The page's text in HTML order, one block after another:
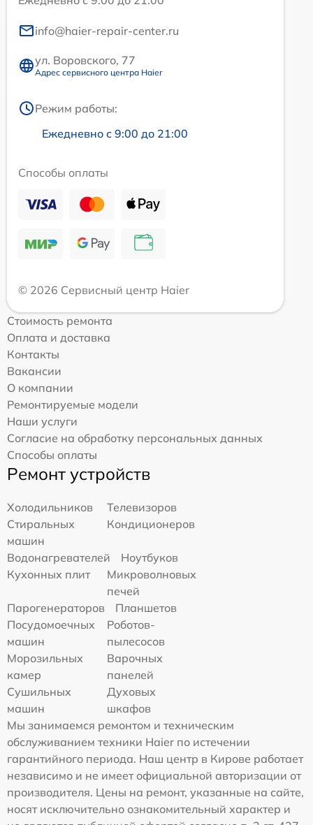
info@haier-repair-center.ru
ул. Воровского, 77
Адрес сервисного центра Haier
Режим работы:
Ежедневно с 9:00 до 21:00
Способы оплаты
© 2026 Сервисный центр Haier
Стоимость ремонта
Оплата и доставка
Контакты
Вакансии
О компании
Ремонтируемые модели
Наши услуги
Согласие на обработку персональных данных
Способы оплаты
Ремонт устройств
Холодильников
Телевизоров
Стиральных
машин
Кондиционеров
Водонагревателей
Ноутбуков
Кухонных плит
Микроволновых
печей
Парогенераторов
Планшетов
Посудомоечных
машин
Роботов-
пылесосов
Морозильных
камер
Варочных
панелей
Сушильных
машин
Духовых
шкафов
Мы занимаемся ремонтом и техническим
обслуживанием техники Haier по истечении
гарантийного периода. Наш центр в Кирове работает
независимо и не имеет официальной авторизации от
производителя. Цены на ремонт, указанные на сайте,
носят исключительно ознакомительный характер и